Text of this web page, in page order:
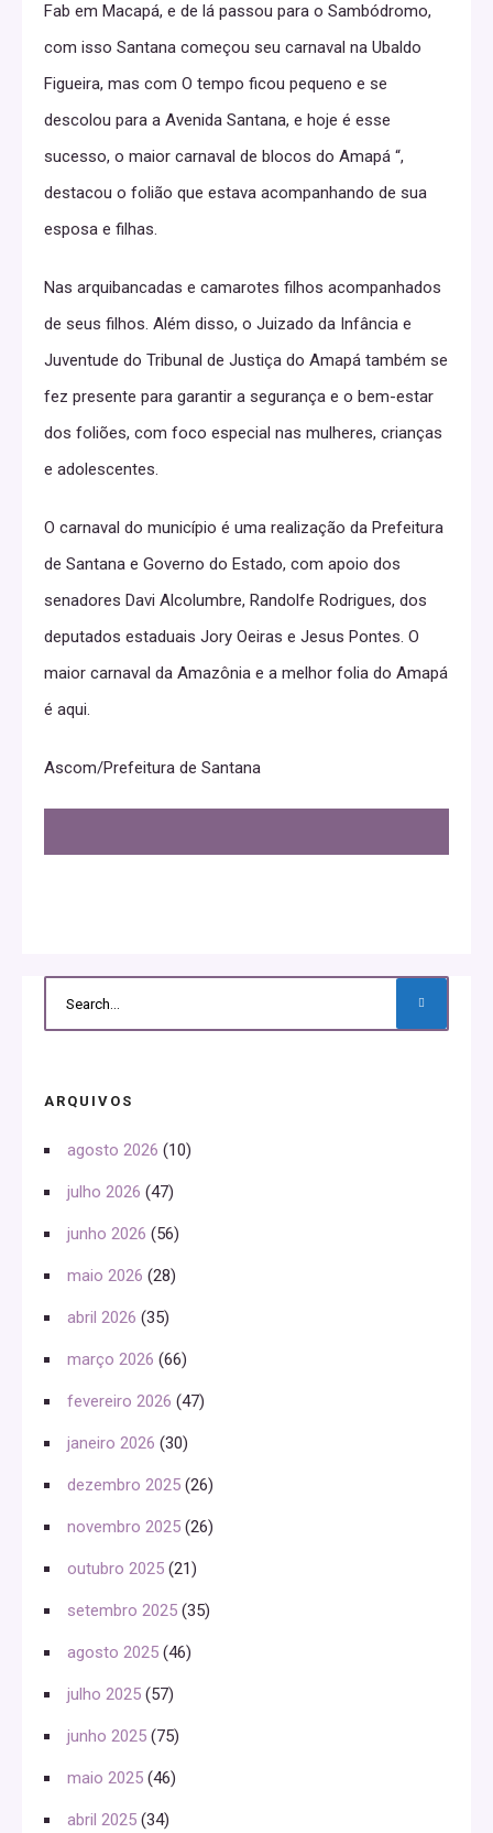
Fab em Macapá, e de lá passou para o Sambódromo,
com isso Santana começou seu carnaval na Ubaldo
Figueira, mas com O tempo ficou pequeno e se
descolou para a Avenida Santana, e hoje é esse
sucesso, o maior carnaval de blocos do Amapá “,
destacou o folião que estava acompanhando de sua
esposa e filhas.
Nas arquibancadas e camarotes filhos acompanhados
de seus filhos. Além disso, o Juizado da Infância e
Juventude do Tribunal de Justiça do Amapá também se
fez presente para garantir a segurança e o bem-estar
dos foliões, com foco especial nas mulheres, crianças
e adolescentes.
O carnaval do município é uma realização da Prefeitura
de Santana e Governo do Estado, com apoio dos
senadores Davi Alcolumbre, Randolfe Rodrigues, dos
deputados estaduais Jory Oeiras e Jesus Pontes. O
maior carnaval da Amazônia e a melhor folia do Amapá
é aqui.
Ascom/Prefeitura de Santana
ARQUIVOS
agosto 2026 (10)
julho 2026 (47)
junho 2026 (56)
maio 2026 (28)
abril 2026 (35)
março 2026 (66)
fevereiro 2026 (47)
janeiro 2026 (30)
dezembro 2025 (26)
novembro 2025 (26)
outubro 2025 (21)
setembro 2025 (35)
agosto 2025 (46)
julho 2025 (57)
junho 2025 (75)
maio 2025 (46)
abril 2025 (34)